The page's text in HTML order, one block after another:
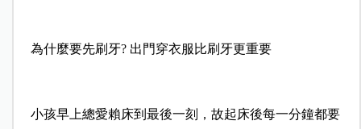
為什麼要先刷牙? 出門穿衣服比刷牙更重要
小孩早上總愛賴床到最後一刻，故起床後每一分鐘都要